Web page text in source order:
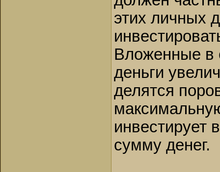
этих личных
Вложенные в
деньги
делятся
инвестирует
сумму денег.